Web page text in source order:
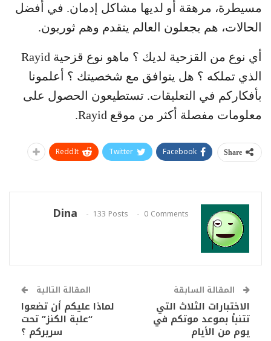
مسيطرة، مرهقة أو لديها مشاكل إدمان. في أفضل
الحالات، هم يجعلون العالم يتقدم وهم ثوريون.
أي نوع من القزحية لديك ؟ ماهو نوع قزحية Rayid
الذي تملكه ؟ هل يتوافق مع شخصيتك ؟ أعلمونا
بأفكاركم في التعليقات. تستطيعون الحصول على
معلومات مفصلة أكثر من موقع Rayid.
Share
Facebook
Twitter
ReddIt
Dina 133 Posts 0 Comments
المقالة السابقة
الاختبارات الثلاث التي
تتنبأ بموعد موتكم في
يوم من الأيام
المقالة التالية
لماذا عليكم أن تضعوا
“علبة الكنز” تحت
سريركم ؟